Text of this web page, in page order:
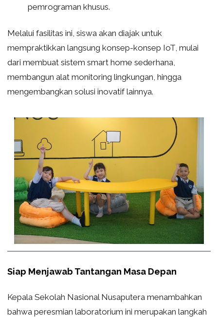
pemrograman khusus.
Melalui fasilitas ini, siswa akan diajak untuk
mempraktikkan langsung konsep-konsep IoT, mulai
dari membuat sistem smart home sederhana,
membangun alat monitoring lingkungan, hingga
mengembangkan solusi inovatif lainnya.
Siap Menjawab Tantangan Masa Depan
Kepala Sekolah Nasional Nusaputera menambahkan
bahwa peresmian laboratorium ini merupakan langkah